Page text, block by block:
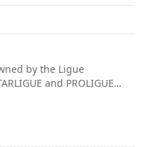
by the Ligue
and PROLIGUE
of the Ligue
and club jerseys of
are protected
clubs. All rights